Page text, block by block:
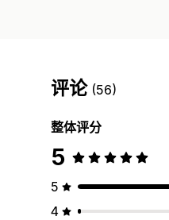
评论 (56)
整体评分
5
5
4